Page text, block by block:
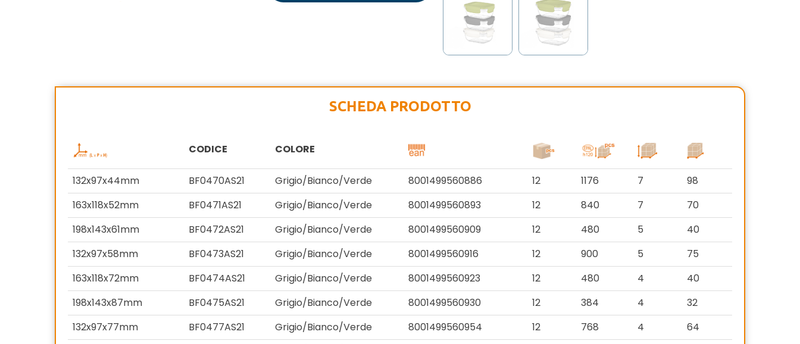
SCHEDA PRODOTTO
CODICE COLORE
132x97x44mm BF0470AS21 Grigio/Bianco/Verde 8001499560886 12 1176 7
98
163x118x52mm
BF0471AS21 Grigio/Bianco/Verde 8001499560893 12 840 7
70
198x143x61mm
BF0472AS21 Grigio/Bianco/Verde 8001499560909 12 480 5
40
132x97x58mm
BF0473AS21 Grigio/Bianco/Verde 8001499560916 12 900 5
75
163x118x72mm
BF0474AS21 Grigio/Bianco/Verde 8001499560923 12 480 4
40
198x143x87mm
BF0475AS21 Grigio/Bianco/Verde 8001499560930 12 384 4
32
132x97x77mm
BF0477AS21 Grigio/Bianco/Verde 8001499560954 12 768 4
64